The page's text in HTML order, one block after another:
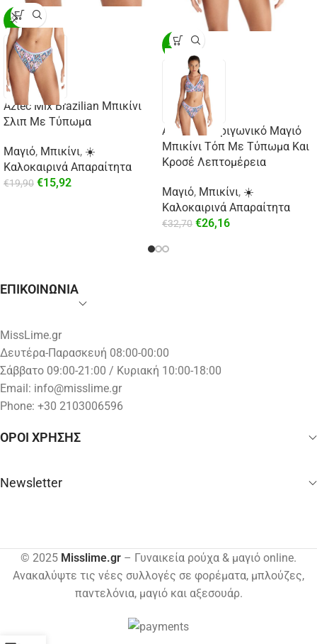
-20%
Aztec Mix Brazilian Μπικίνι
Σλιπ Με Τύπωμα
Μαγιό, Μπικίνι, ☀️
Καλοκαιρινά Απαραίτητα
€19,90 €15,92
-20%
Aztec Mix Τριγωνικό Μαγιό
Μπικίνι Τόπ Με Τύπωμα Και
Κροσέ Λεπτομέρεια
Μαγιό, Μπικίνι, ☀️
Καλοκαιρινά Απαραίτητα
€32,70 €26,16
ΕΠΙΚΟΙΝΩΝΙΑ
MissLime.gr
Δευτέρα-Παρασκευή 08:00-00:00
Σάββατο 09:00-21:00 / Κυριακή 10:00-18:00
Email: info@misslime.gr
Phone: +30 2103006596
ΟΡΟΙ ΧΡΗΣΗΣ
Newsletter
© 2025 Misslime.gr – Γυναικεία ρούχα & μαγιό online.
Ανακαλύψτε τις νέες συλλογές σε φορέματα, μπλούζες,
παντελόνια, μαγιό και αξεσουάρ.